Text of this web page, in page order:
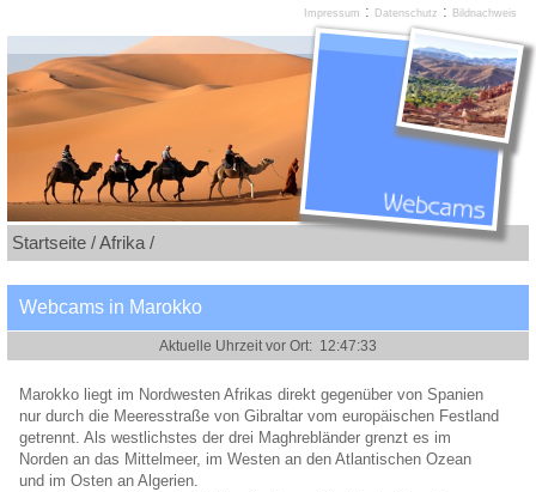
Startseite /Afrika /
Webcams in Marokko
Marokko liegt im Nordwesten Afrikas direkt gegenüber von Spanien
nur durch die Meeresstraße von Gibraltar vom europäischen Festland
getrennt. Als westlichstes der drei Maghrebländer grenzt es im
Norden an das Mittelmeer, im Westen an den Atlantischen Ozean
und im Osten an Algerien.
Impressum : Datenschutz : Bildnachweis